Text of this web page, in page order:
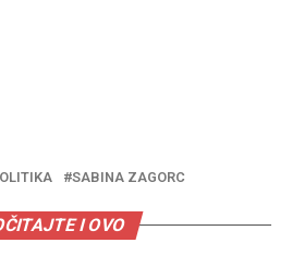
SABINA ZAGORC
I OVO